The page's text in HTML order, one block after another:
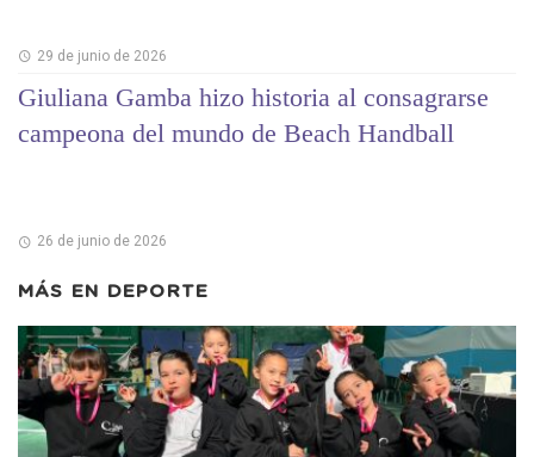
29 de junio de 2026
Giuliana Gamba hizo historia al consagrarse
campeona del mundo de Beach Handball
26 de junio de 2026
MÁS EN DEPORTE